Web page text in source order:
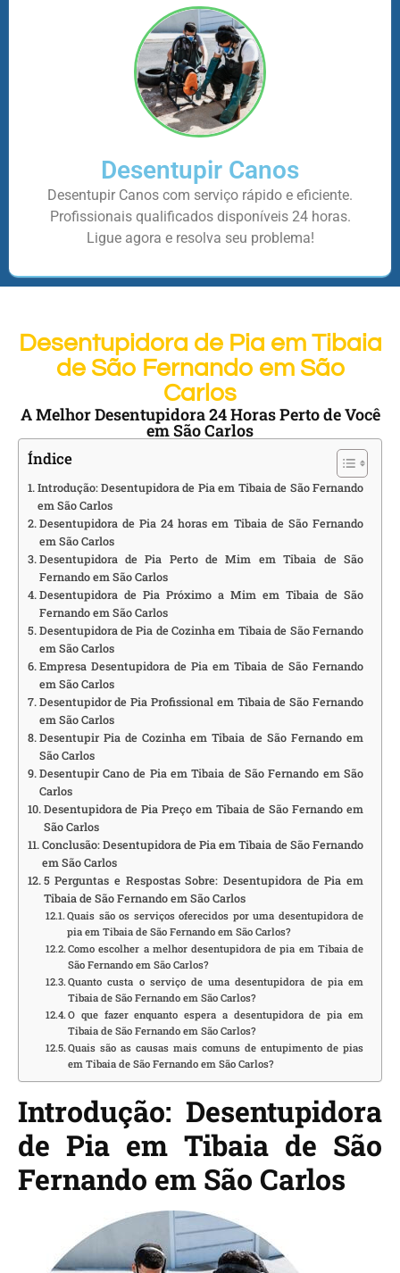
Desentupir Canos
Desentupir Canos com serviço rápido e eficiente.
Profissionais qualificados disponíveis 24 horas.
Ligue agora e resolva seu problema!
Desentupidora de Pia em Tibaia
de São Fernando em São
Carlos
A Melhor Desentupidora 24 Horas Perto de Você
em São Carlos
Índice
Introdução: Desentupidora de Pia em Tibaia de São Fernando
em São Carlos
Desentupidora de Pia 24 horas em Tibaia de São Fernando
em São Carlos
Desentupidora de Pia Perto de Mim em Tibaia de São
Fernando em São Carlos
Desentupidora de Pia Próximo a Mim em Tibaia de São
Fernando em São Carlos
Desentupidora de Pia de Cozinha em Tibaia de São Fernando
em São Carlos
Empresa Desentupidora de Pia em Tibaia de São Fernando
em São Carlos
Desentupidor de Pia Profissional em Tibaia de São Fernando
em São Carlos
Desentupir Pia de Cozinha em Tibaia de São Fernando em
São Carlos
Desentupir Cano de Pia em Tibaia de São Fernando em São
Carlos
Desentupidora de Pia Preço em Tibaia de São Fernando em
São Carlos
Conclusão: Desentupidora de Pia em Tibaia de São Fernando
em São Carlos
5 Perguntas e Respostas Sobre: Desentupidora de Pia em
Tibaia de São Fernando em São Carlos
Quais são os serviços oferecidos por uma desentupidora de
pia em Tibaia de São Fernando em São Carlos?
Como escolher a melhor desentupidora de pia em Tibaia de
São Fernando em São Carlos?
Quanto custa o serviço de uma desentupidora de pia em
Tibaia de São Fernando em São Carlos?
O que fazer enquanto espera a desentupidora de pia em
Tibaia de São Fernando em São Carlos?
Quais são as causas mais comuns de entupimento de pias
em Tibaia de São Fernando em São Carlos?
Introdução: Desentupidora
de Pia em Tibaia de São
Fernando em São Carlos